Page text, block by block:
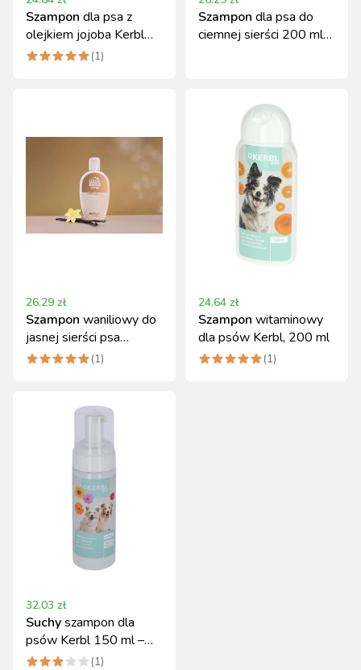
Szampon dla psa z
olejkiem jojoba Kerbl
200 ml
(1)
Szampon dla psa do
ciemnej sierści 200 ml
26.29 zł
Szampon waniliowy do
jasnej sierści psa
MagicBrush 200 ml
(1)
24.64 zł
Szampon witaminowy
dla psów Kerbl, 200 ml
(1)
32.03 zł
Suchyszampon dla
psów Kerbl 150 ml –
szybka pielęgnacja
(1)